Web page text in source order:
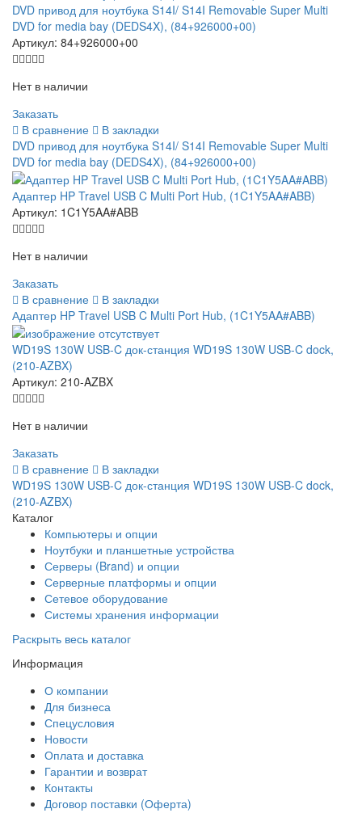
DVD привод для ноутбука S14I/ S14I Removable Super Multi
DVD for media bay (DEDS4X), (84+926000+00)
Артикул: 84+926000+00
Нет в наличии
Заказать
В сравнение
В закладки
DVD привод для ноутбука S14I/ S14I Removable Super Multi
DVD for media bay (DEDS4X), (84+926000+00)
Адаптер HP Travel USB C Multi Port Hub, (1C1Y5AA#ABB)
Артикул: 1C1Y5AA#ABB
Нет в наличии
Заказать
В сравнение
В закладки
Адаптер HP Travel USB C Multi Port Hub, (1C1Y5AA#ABB)
WD19S 130W USB-C док-станция WD19S 130W USB-C dock,
(210-AZBX)
Артикул: 210-AZBX
Нет в наличии
Заказать
В сравнение
В закладки
WD19S 130W USB-C док-станция WD19S 130W USB-C dock,
(210-AZBX)
Каталог
Компьютеры и опции
Ноутбуки и планшетные устройства
Серверы (Brand) и опции
Серверные платформы и опции
Сетевое оборудование
Системы хранения информации
Раскрыть весь каталог
Информация
О компании
Для бизнеса
Спецусловия
Новости
Оплата и доставка
Гарантии и возврат
Контакты
Договор поставки (Оферта)